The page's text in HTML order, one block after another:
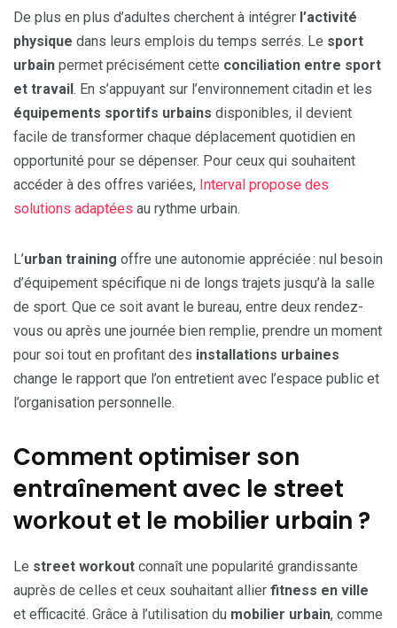
De plus en plus d’adultes cherchent à intégrer l’activité
physique dans leurs emplois du temps serrés. Le sport
urbain permet précisément cette conciliation entre sport
et travail. En s’appuyant sur l’environnement citadin et les
équipements sportifs urbains disponibles, il devient
facile de transformer chaque déplacement quotidien en
opportunité pour se dépenser. Pour ceux qui souhaitent
accéder à des offres variées, Interval propose des
solutions adaptées au rythme urbain.
L’urban training offre une autonomie appréciée : nul besoin
d’équipement spécifique ni de longs trajets jusqu’à la salle
de sport. Que ce soit avant le bureau, entre deux rendez-
vous ou après une journée bien remplie, prendre un moment
pour soi tout en profitant des installations urbaines
change le rapport que l’on entretient avec l’espace public et
l’organisation personnelle.
Comment optimiser son
entraînement avec le street
workout et le mobilier urbain ?
Le street workout connaît une popularité grandissante
auprès de celles et ceux souhaitant allier fitness en ville
et efficacité. Grâce à l’utilisation du mobilier urbain, comme